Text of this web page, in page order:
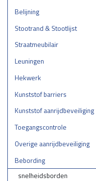
Belijning
Stootrand & Stootlijst
Straatmeubilair
Leuningen
Hekwerk
Kunststof barriers
Kunststof aanrijdbeveiliging
Toegangscontrole
Overige aanrijdbeveiliging
Bebording
snelheidsborden